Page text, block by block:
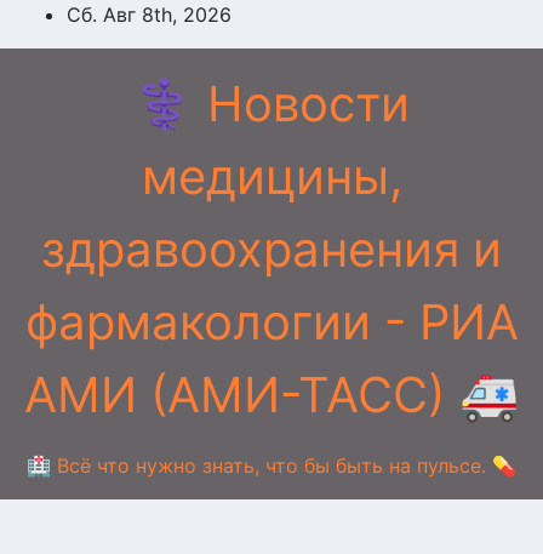
Перейти
к
Сб. Авг 8th, 2026
⚕️ Новости
медицины,
здравоохранения и
фармакологии - РИА
АМИ (АМИ-ТАСС) 🚑
🏥 Всё что нужно знать, что бы быть на пульсе. 💊